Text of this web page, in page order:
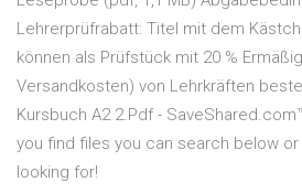
Lehrerprüfrabatt: Titel mit dem
können als Prüfstück mit 20 %
Versandkosten) von Lehrkräften
Kursbuch A2 2.Pdf -
you find files you can search below
looking for!